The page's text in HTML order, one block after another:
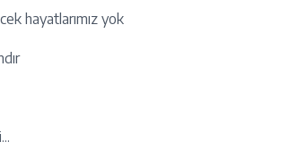
hayatlarımız yok